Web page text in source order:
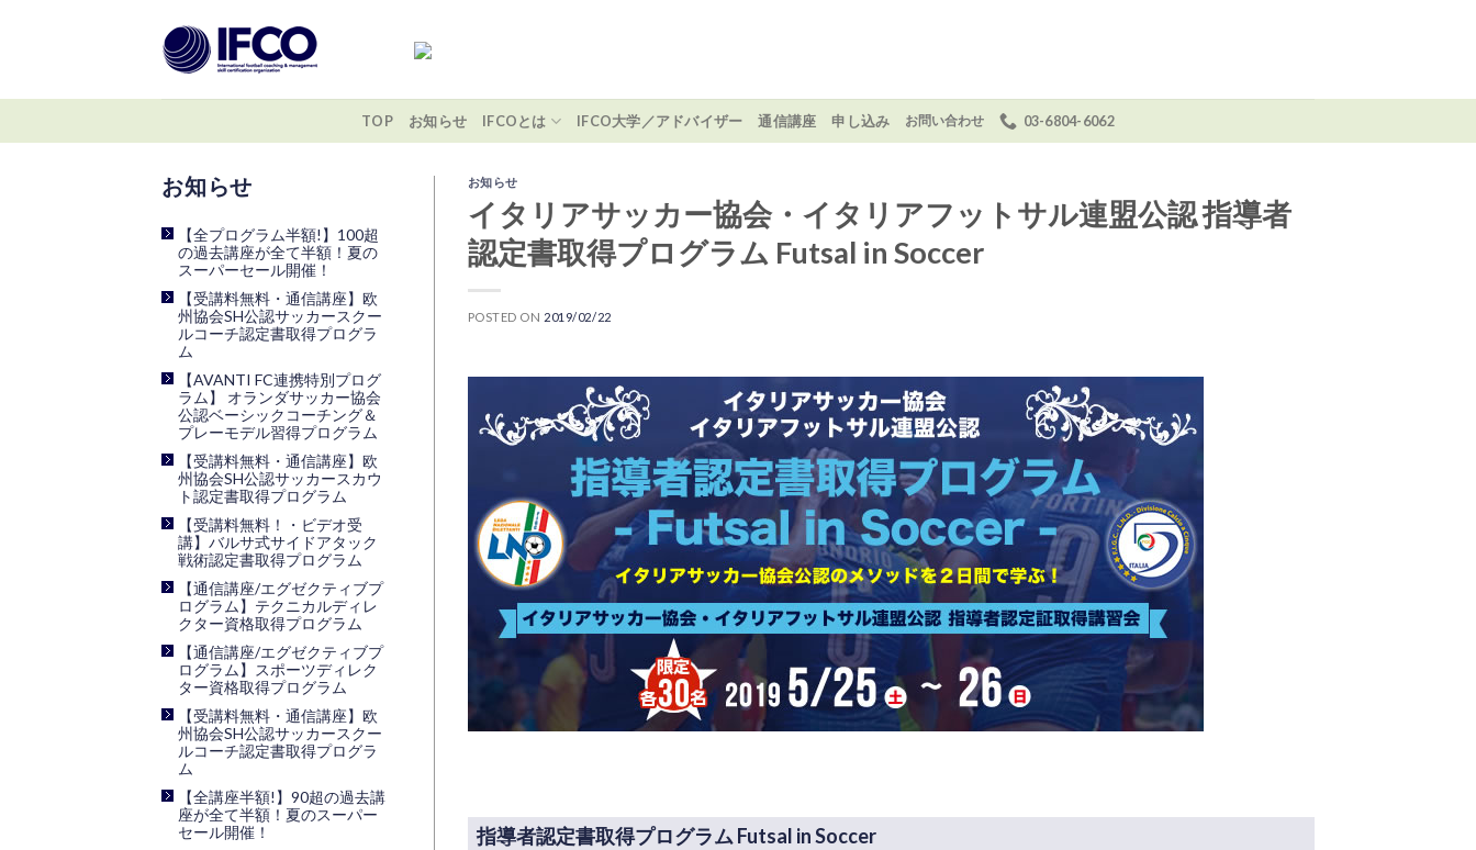
TOP お知らせ IFCOとは IFCO大学／アドバイザー 通信講座 申し込み お問い合わせ 03-6804-6062
【全プログラム半額!】100超
の過去講座が全て半額！夏の
スーパーセール開催！
【受講料無料・通信講座】欧
州協会SH公認サッカースクー
ルコーチ認定書取得プログラ
ム
【AVANTI FC連携特別プログ
ラム】 オランダサッカー協会
公認ベーシックコーチング＆
プレーモデル習得プログラム
【受講料無料・通信講座】欧
州協会SH公認サッカースカウ
ト認定書取得プログラム
【受講料無料！・ビデオ受
講】バルサ式サイドアタック
戦術認定書取得プログラム
【通信講座/エグゼクティブプ
ログラム】テクニカルディレ
クター資格取得プログラム
【通信講座/エグゼクティブプ
ログラム】スポーツディレク
ター資格取得プログラム
【受講料無料・通信講座】欧
州協会SH公認サッカースクー
ルコーチ認定書取得プログラ
ム
【全講座半額!】90超の過去講
座が全て半額！夏のスーパー
セール開催！
お知らせ
イタリアサッカー協会・イタリアフットサル連盟公認 指導者
認定書取得プログラム Futsal in Soccer
POSTED ON 2019/02/22
指導者認定書取得プログラム Futsal in Soccer